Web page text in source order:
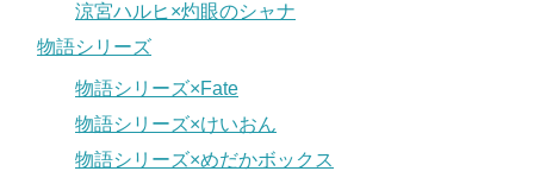
涼宮ハルヒ×灼眼のシャナ
物語シリーズ
物語シリーズ×Fate
物語シリーズ×けいおん
物語シリーズ×めだかボックス